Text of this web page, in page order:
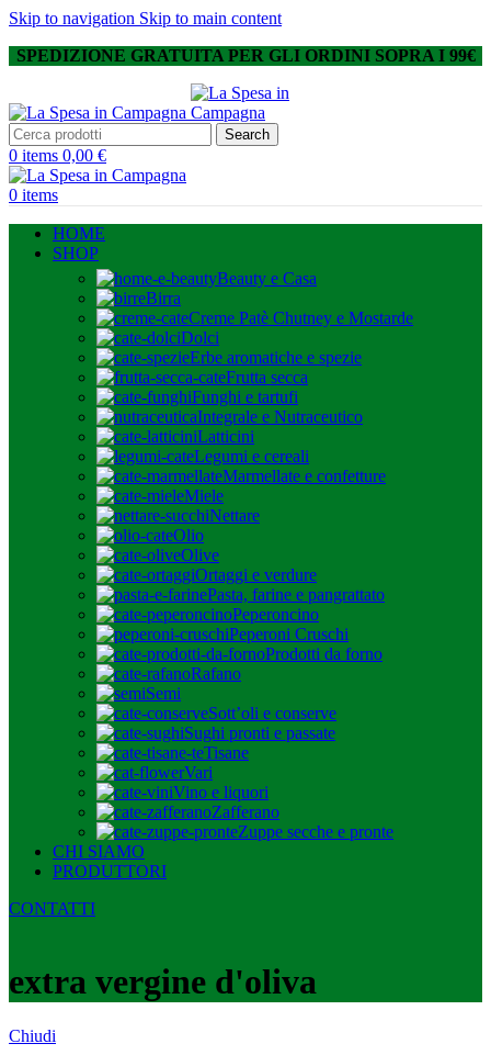
Skip to navigation Skip to main content
SPEDIZIONE GRATUITA PER GLI ORDINI SOPRA I 99€
Search
0 items 0,00 €
0 items
HOME
SHOP
Beauty e Casa
Birra
Creme Patè Chutney e Mostarde
Dolci
Erbe aromatiche e spezie
Frutta secca
Funghi e tartufi
Integrale e Nutraceutico
Latticini
Legumi e cereali
Marmellate e confetture
Miele
Nettare
Olio
Olive
Ortaggi e verdure
Pasta, farine e pangrattato
Peperoncino
Peperoni Cruschi
Prodotti da forno
Rafano
Semi
Sott’oli e conserve
Sughi pronti e passate
Tisane
Vari
Vino e liquori
Zafferano
Zuppe secche e pronte
CHI SIAMO
PRODUTTORI
CONTATTI
extra vergine d'oliva
Chiudi